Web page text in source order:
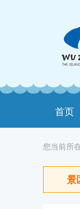
首页
您当前所
景